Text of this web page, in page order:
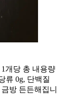
개당 총 내용량
류 0g, 단백질
방 든든해집니